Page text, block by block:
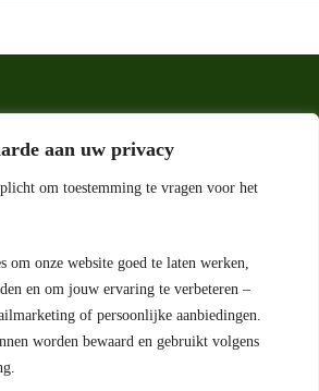
aan uw privacy
om toestemming te vragen voor het
om onze website goed te laten werken,
en om jouw ervaring te verbeteren –
of persoonlijke aanbiedingen.
worden bewaard en gebruikt volgens